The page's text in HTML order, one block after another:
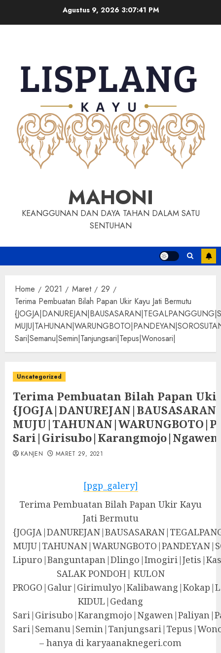
Agustus 9, 2026 3:07:42 PM
MAHONI
KEANGGUNAN DAN DAYA TAHAN DALAM SATU
SENTUHAN
Home 2021 Maret
29
Terima Pembuatan Bilah Papan Ukir Kayu Jati Bermutu
Sari|Semanu|Semin|Tanjungsari|Tepus|Wonosari|
Uncategorized
Terima Pembuatan Bilah Papan
KANJEN MARET 29, 2021
[pgp_galery]
Terima Pembuatan Bilah Papan Ukir Kayu
Jati Bermutu
SALAK PONDOH| KULON
KIDUL|Gedang
– hanya di karyaanaknegeri.com